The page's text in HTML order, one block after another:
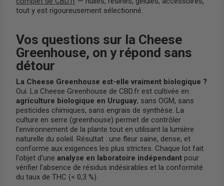
tout y est rigoureusement sélectionné.
Vos questions sur la Cheese
Greenhouse, on y répond sans
détour
La Cheese Greenhouse est-elle vraiment biologique ?
Oui. La Cheese Greenhouse de CBD.fr est cultivée en
agriculture biologique en Uruguay, sans OGM, sans
pesticides chimiques, sans engrais de synthèse. La
culture en serre (greenhouse) permet de contrôler
l'environnement de la plante tout en utilisant la lumière
naturelle du soleil. Résultat : une fleur saine, dense, et
conforme aux exigences les plus strictes. Chaque lot fait
l'objet d'une analyse en laboratoire indépendantpour
vérifier l'absence de résidus indésirables et la conformité
du taux de THC (< 0,3 %).